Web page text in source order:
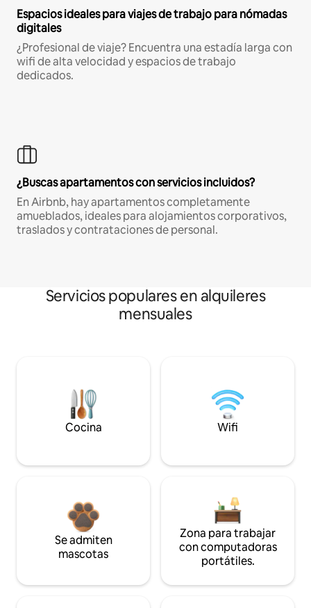
Espacios ideales para viajes de trabajo para nómadas
digitales
¿Profesional de viaje? Encuentra una estadía larga con
wifi de alta velocidad y espacios de trabajo
dedicados.
¿Buscas apartamentos con servicios incluidos?
En Airbnb, hay apartamentos completamente
amueblados, ideales para alojamientos corporativos,
traslados y contrataciones de personal.
Servicios populares en alquileres
mensuales
Cocina Wifi
Se admiten
mascotas
Zona para trabajar
con computadoras
portátiles.